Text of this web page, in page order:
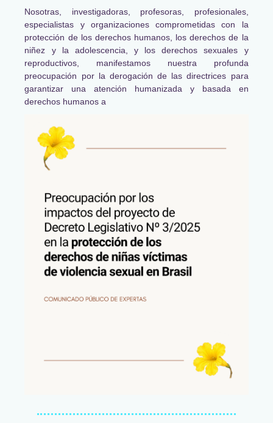
Nosotras, investigadoras, profesoras, profesionales,
especialistas y organizaciones comprometidas con la
protección de los derechos humanos, los derechos de la
niñez y la adolescencia, y los derechos sexuales y
reproductivos, manifestamos nuestra profunda
preocupación por la derogación de las directrices para
garantizar una atención humanizada y basada en
derechos humanos a